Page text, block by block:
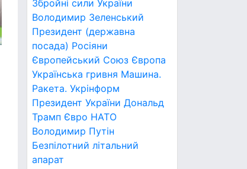
Збройні сили України
Володимир Зеленський
Президент (державна
посада) Росіяни
Європейський Союз Європа
Українська гривня Машина.
Ракета. Укрінформ
Президент України Дональд
Трамп Євро НАТО
Володимир Путін
Безпілотний літальний
апарат